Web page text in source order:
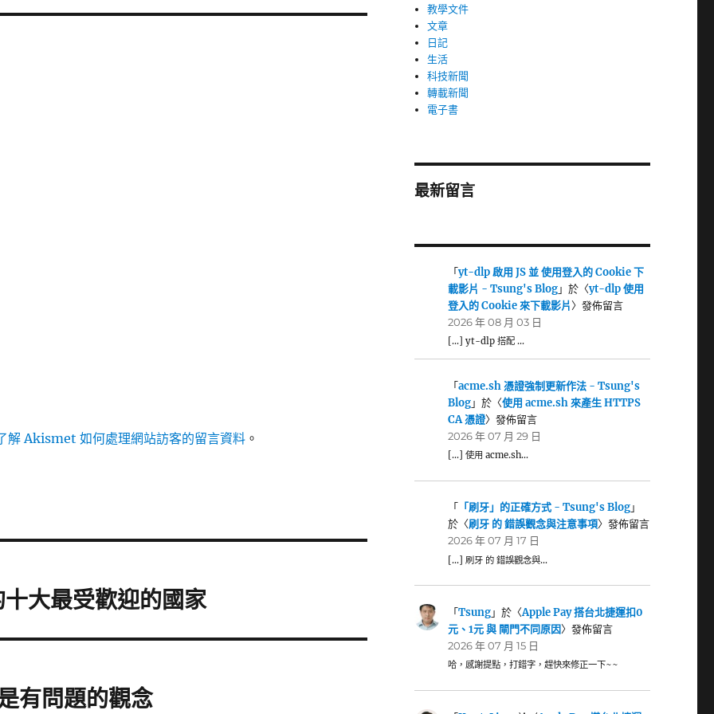
解 Akismet 如何處理網站訪客的留言資料 。
大最受歡迎的國家
有問題的觀念
教學文件
文章
日記
生活
科技新聞
轉載新聞
電子書
最新留言
「yt-dlp 啟用 JS 並 使用登入的 Cookie 下
載影片 - Tsung's Blog」於〈yt-dlp 使用
登入的 Cookie 來下載影片〉發佈留言
2026 年 08 月 03 日
[…] yt-dlp 搭配 …
「acme.sh 憑證強制更新作法 - Tsung's
Blog」於〈使用 acme.sh 來產生 HTTPS
CA 憑證〉發佈留言
2026 年 07 月 29 日
[…] 使用 acme.sh…
「 「刷牙」的正確方式 - Tsung's Blog」
於〈刷牙 的 錯誤觀念與注意事項〉發佈留言
2026 年 07 月 17 日
[…] 刷牙 的 錯誤觀念與…
「Tsung」於〈Apple Pay 搭台北捷運扣0
元、1元 與 閘門不同原因〉發佈留言
2026 年 07 月 15 日
哈，感謝提點，打錯字，趕快來修正一下~~